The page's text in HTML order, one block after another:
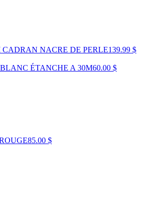
NACRE DE PERLE139.99 $
ÉTANCHE A 30M60.00 $
85.00 $